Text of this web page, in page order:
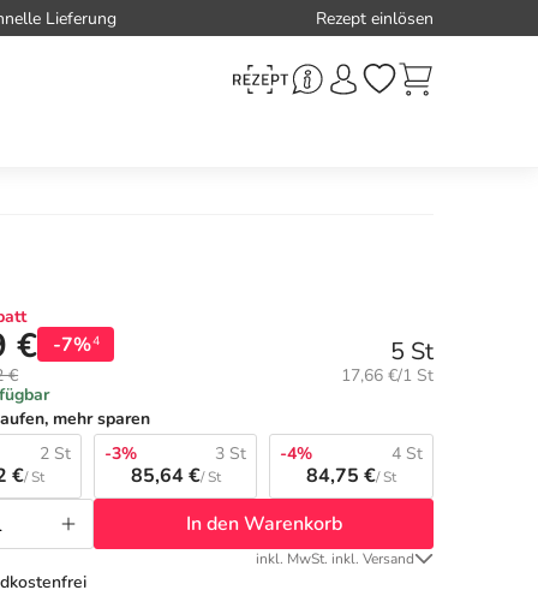
Lieferung Rezept einlösen
€ -7%4
€
5 St
Grundpreis:
17,66 €/1 St
mehr sparen
2 St
€/ St
-3% 3 St
85,64 €/ St
-4% 4 St
84,75 €/ St
In den Warenkorb
inkl. MwSt. inkl. Versand